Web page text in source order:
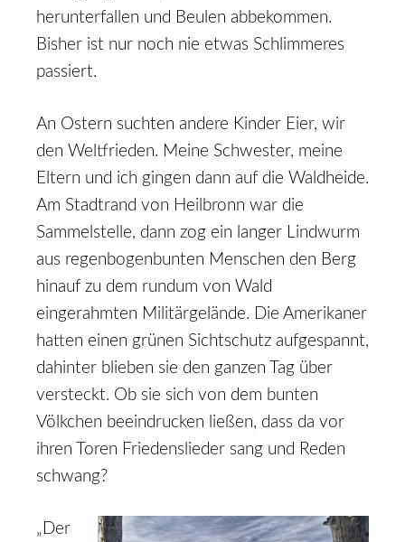
herunterfallen und Beulen abbekommen.
Bisher ist nur noch nie etwas Schlimmeres
passiert.
An Ostern suchten andere Kinder Eier, wir
den Weltfrieden. Meine Schwester, meine
Eltern und ich gingen dann auf die Waldheide.
Am Stadtrand von Heilbronn war die
Sammelstelle, dann zog ein langer Lindwurm
aus regenbogenbunten Menschen den Berg
hinauf zu dem rundum von Wald
eingerahmten Militärgelände. Die Amerikaner
hatten einen grünen Sichtschutz aufgespannt,
dahinter blieben sie den ganzen Tag über
versteckt. Ob sie sich von dem bunten
Völkchen beeindrucken ließen, dass da vor
ihren Toren Friedenslieder sang und Reden
schwang?
„Der